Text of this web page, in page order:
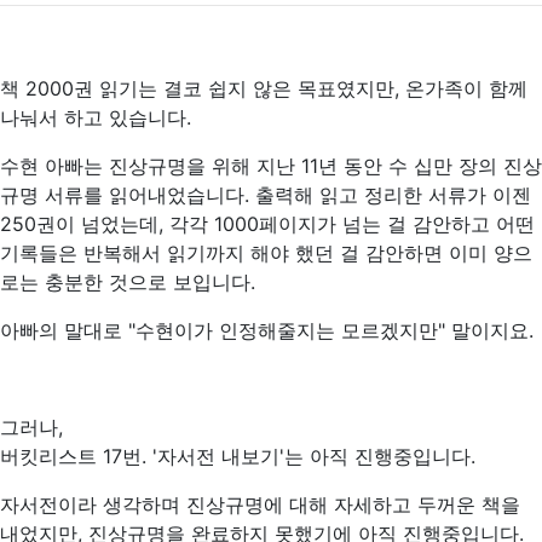
책 2000권 읽기는 결코 쉽지 않은 목표였지만, 온가족이 함께
나눠서 하고 있습니다.
수현 아빠는 진상규명을 위해 지난 11년 동안 수 십만 장의 진상
규명 서류를 읽어내었습니다. 출력해 읽고 정리한 서류가 이젠
250권이 넘었는데, 각각 1000페이지가 넘는 걸 감안하고 어떤
기록들은 반복해서 읽기까지 해야 했던 걸 감안하면 이미 양으
로는 충분한 것으로 보입니다.
아빠의 말대로 "수현이가 인정해줄지는 모르겠지만" 말이지요.
그러나,
버킷리스트 17번. '자서전 내보기'는 아직 진행중입니다.
자서전이라 생각하며 진상규명에 대해 자세하고 두꺼운 책을
내었지만, 진상규명을 완료하지 못했기에 아직 진행중입니다.